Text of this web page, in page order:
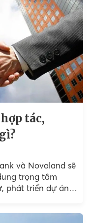
tác,
và Novaland sẽ
trọng tâm
phát triển dự án